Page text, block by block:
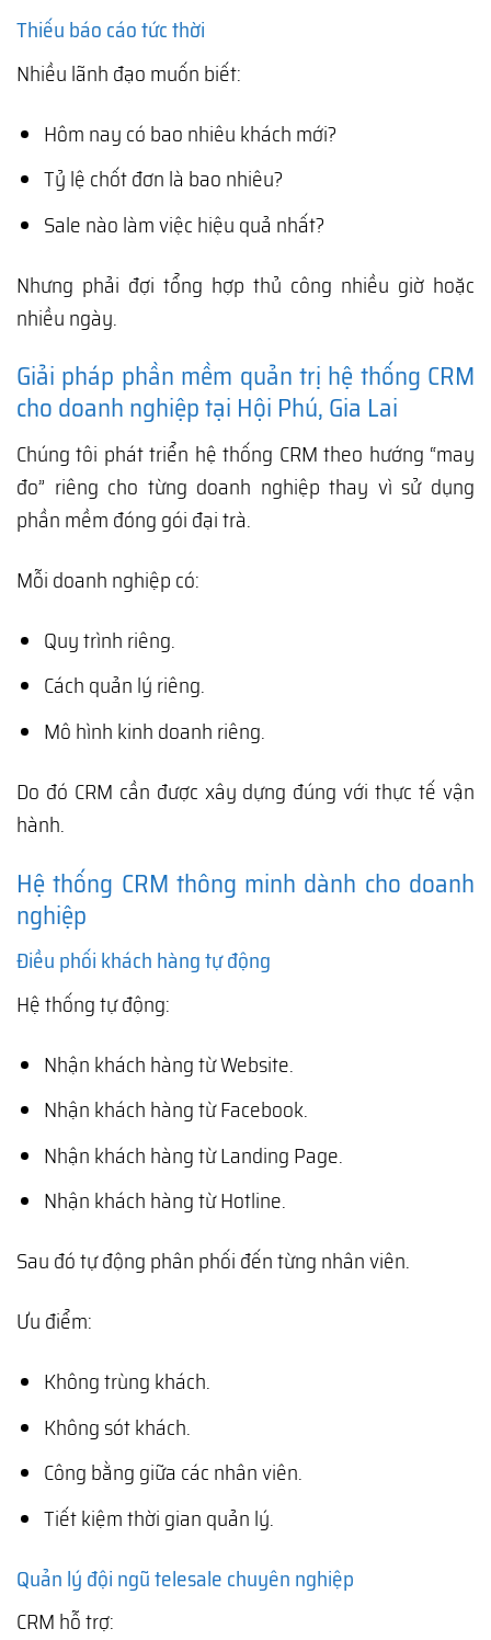
Thiếu báo cáo tức thời
Nhiều lãnh đạo muốn biết:
Hôm nay có bao nhiêu khách mới?
Tỷ lệ chốt đơn là bao nhiêu?
Sale nào làm việc hiệu quả nhất?
Nhưng phải đợi tổng hợp thủ công nhiều giờ hoặc
nhiều ngày.
Giải pháp phần mềm quản trị hệ thống CRM
cho doanh nghiệp tại Hội Phú, Gia Lai
Chúng tôi phát triển hệ thống CRM theo hướng “may
đo” riêng cho từng doanh nghiệp thay vì sử dụng
phần mềm đóng gói đại trà.
Mỗi doanh nghiệp có:
Quy trình riêng.
Cách quản lý riêng.
Mô hình kinh doanh riêng.
Do đó CRM cần được xây dựng đúng với thực tế vận
hành.
Hệ thống CRM thông minh dành cho doanh
nghiệp
Điều phối khách hàng tự động
Hệ thống tự động:
Nhận khách hàng từ Website.
Nhận khách hàng từ Facebook.
Nhận khách hàng từ Landing Page.
Nhận khách hàng từ Hotline.
Sau đó tự động phân phối đến từng nhân viên.
Ưu điểm:
Không trùng khách.
Không sót khách.
Công bằng giữa các nhân viên.
Tiết kiệm thời gian quản lý.
Quản lý đội ngũ telesale chuyên nghiệp
CRM hỗ trợ: